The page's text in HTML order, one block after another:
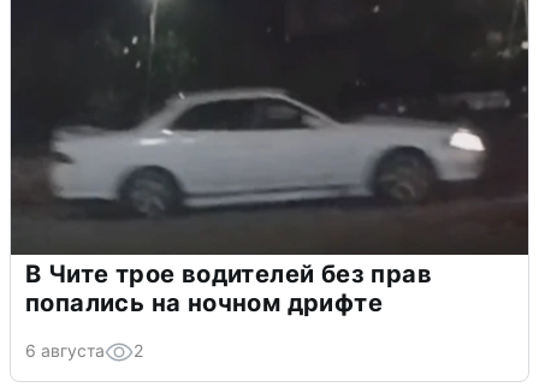
В Чите трое водителей без прав
попались на ночном дрифте
6 августа 2